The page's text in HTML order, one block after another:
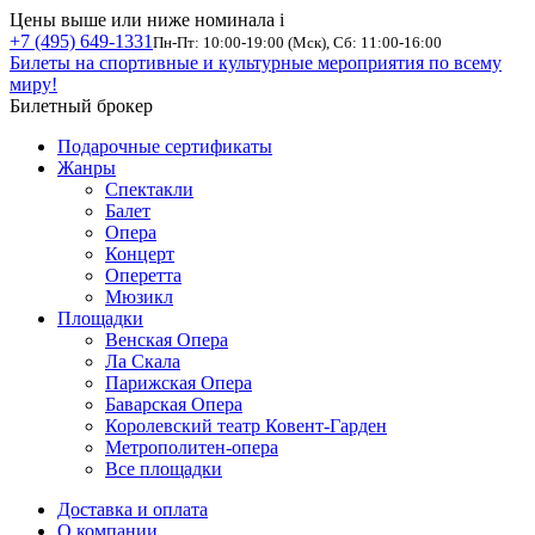
Цены выше или ниже номинала i
+7 (495) 649-1331 Пн-Пт: 10:00-19:00 (Мск), Сб: 11:00-16:00
Билеты на спортивные и культурные мероприятия по всему
миру!
Билетный брокер
Подарочные сертификаты
Жанры
Спектакли
Балет
Опера
Концерт
Оперетта
Мюзикл
Площадки
Венская Опера
Ла Скала
Парижская Опера
Баварская Опера
Королевский театр Ковент-Гарден
Метрополитен-опера
Все площадки
Доставка и оплата
О компании